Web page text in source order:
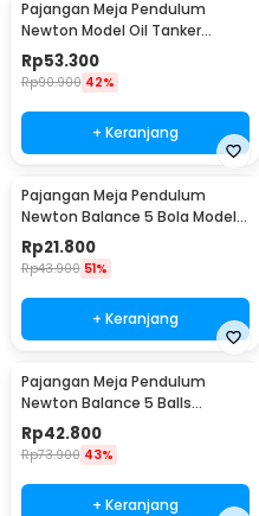
Pajangan Meja Pendulum
Newton Model Oil Tanker
Perpetual Debate - B101
Rp53.300
Rp90.900 42%
+ Keranjang
Pajangan Meja Pendulum
Newton Balance 5 Bola Model
Arched S - ZY02
Rp21.800
Rp43.900 51%
+ Keranjang
Pajangan Meja Pendulum
Newton Balance 5 Balls
Stainless Steel Model T L -
LX013
Rp42.800
Rp73.900 43%
+ Keranjang